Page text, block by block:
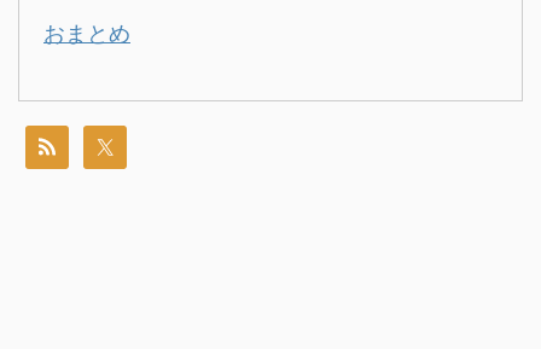
おまとめ